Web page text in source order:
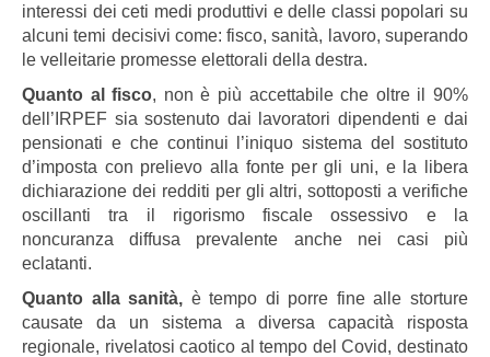
interessi dei ceti medi produttivi e delle classi popolari su
alcuni temi decisivi come: fisco, sanità, lavoro, superando
le velleitarie promesse elettorali della destra.
Quanto al fisco, non è più accettabile che oltre il 90%
dell’IRPEF sia sostenuto dai lavoratori dipendenti e dai
pensionati e che continui l’iniquo sistema del sostituto
d’imposta con prelievo alla fonte per gli uni, e la libera
dichiarazione dei redditi per gli altri, sottoposti a verifiche
oscillanti tra il rigorismo fiscale ossessivo e la
noncuranza diffusa prevalente anche nei casi più
eclatanti.
Quanto alla sanità, è tempo di porre fine alle storture
causate da un sistema a diversa capacità risposta
regionale, rivelatosi caotico al tempo del Covid, destinato